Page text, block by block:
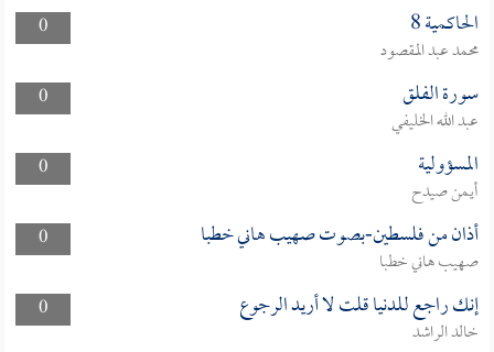
0
الحاكمية 8
محمد عبد المقصود
0
سورة الفلق
عبد الله الخليفي
0
المسؤولية
أيمن صيدح
0
أذان من فلسطين-بصوت صهيب هاني خطبا
صهيب هاني خطبا
0
إنك راجع للدنيا قلت لا أريد الرجوع
خالد الراشد